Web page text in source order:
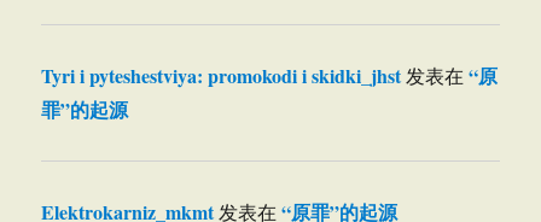
Tyri i pyteshestviya: promokodi i skidki_jhst发表在“原
罪”的起源
Elektrokarniz_mkmt发表在“原罪”的起源